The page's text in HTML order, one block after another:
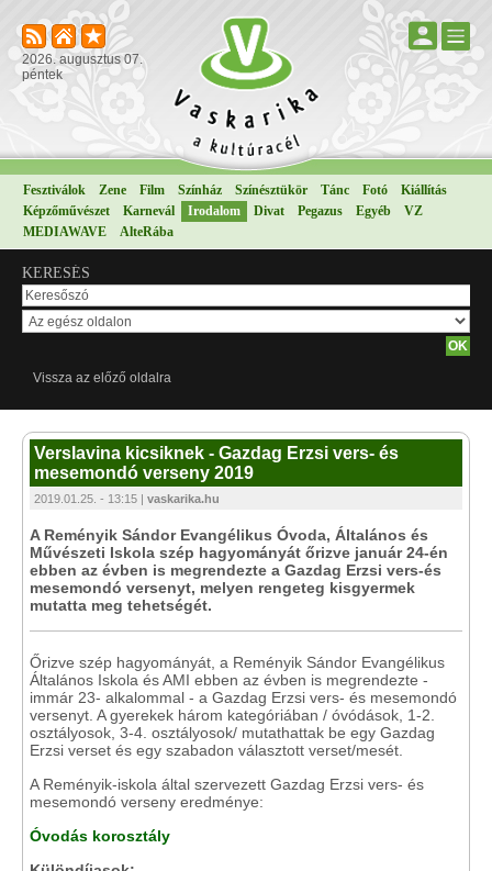
2026. augusztus 07.
péntek
Fesztiválok Zene Film Színház Színésztükör Tánc Fotó
Kiállítás
Képzőművészet
Karnevál Irodalom Divat Pegazus Egyéb
VZ
MEDIAWAVE
AlteRába
KERESÉS
Vissza az előző oldalra
Verslavina kicsiknek - Gazdag Erzsi vers- és
mesemondó verseny 2019
2019.01.25. - 13:15 | vaskarika.hu
A Reményik Sándor Evangélikus Óvoda, Általános és
Művészeti Iskola szép hagyományát őrizve január 24-én
ebben az évben is megrendezte a Gazdag Erzsi vers-és
mesemondó versenyt, melyen rengeteg kisgyermek
mutatta meg tehetségét.
Őrizve szép hagyományát, a Reményik Sándor Evangélikus
Általános Iskola és AMI ebben az évben is megrendezte -
immár 23- alkalommal - a Gazdag Erzsi vers- és mesemondó
versenyt. A gyerekek három kategóriában / óvódások, 1-2.
osztályosok, 3-4. osztályosok/ mutathattak be egy Gazdag
Erzsi verset és egy szabadon választott verset/mesét.
A Reményik-iskola által szervezett Gazdag Erzsi vers- és
mesemondó verseny eredménye:
Óvodás korosztály